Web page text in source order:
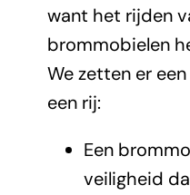
want het rijden
brommobielen
We zetten er
een rij:
Een
veiligheid